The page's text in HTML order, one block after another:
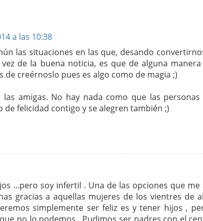
a las 10:38
las situaciones en las que, desando
de la buena noticia, es que de alguna
creérnoslo pues es algo como de magia ;)
amigas. No hay nada como que las personas
felicidad contigo y se alegren también ;)
...pero soy infertil . Una de las opciones que me
gracias a aquellas mujeres de los vientres de
simplemente ser feliz es y tener hijos ,